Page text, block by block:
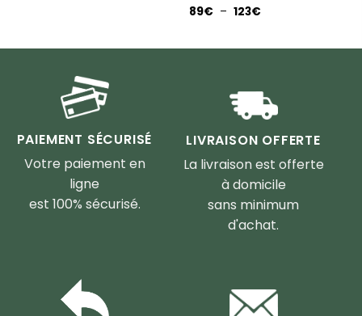
Note 4.83
89€ – 123€Plage
à
PAIEMENT SÉCURISÉ
Votre paiement en
ligne
est 100% sécurisé.
LIVRAISON OFFERTE
La livraison est offerte
à domicile
sans minimum
d'achat.